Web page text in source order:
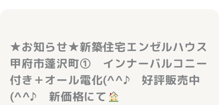
★お知らせ★新築住宅エンゼルハウス
甲府市蓬沢町① インナーバルコニー
付き＋オール電化(^^♪ 好評販売中
(^^♪ 新価格にて